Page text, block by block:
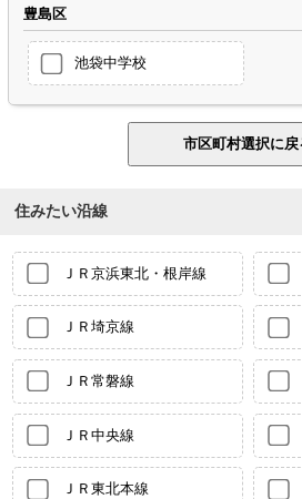
豊島区
池袋中学校
住みたい沿線
ＪＲ京浜東北・根岸線
ＪＲ埼京線
ＪＲ常磐線
ＪＲ中央線
ＪＲ東北本線